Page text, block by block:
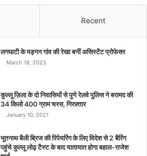
Recent
लगघाटी के मड़गन गांव की रेखा बनीं असिस्टेंट प्रोफेसर
March 18, 2023
कुल्लू ज़िला के दो निवासियों से पुणे रेलवे पुलिस ने बरामद की
34 किलो 400 ग्राम चरस, गिरफ़्तार
January 10, 2021
भूतनाथ बैली ब्रिज की रिपेयरिंग के लिए विदेश से 2 बैरिंग
पहुंचे कुल्लू लोढ़ टैस्ट के बाद यातायात होगा बहाल-राजेश